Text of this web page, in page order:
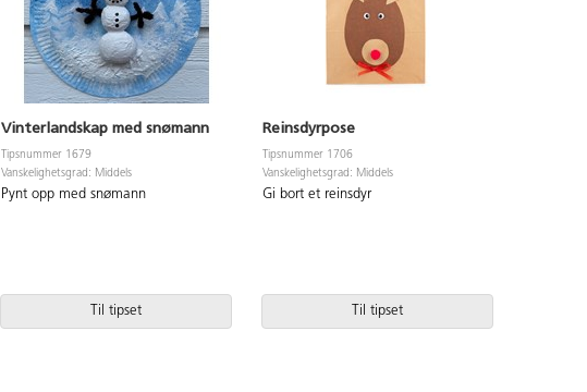
Vinterlandskap med snømann
Tipsnummer 1679
Vanskelighetsgrad: Middels
Pynt opp med snømann
Til tipset
Reinsdyrpose
Tipsnummer 1706
Vanskelighetsgrad: Middels
Gi bort et reinsdyr
Til tipset